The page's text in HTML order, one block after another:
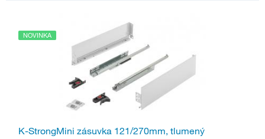
NOVINKA
K-StrongMini zásuvka 121/270mm, tlumený